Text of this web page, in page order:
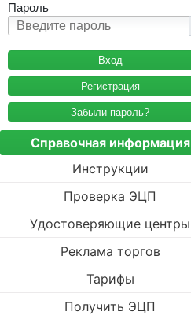
Пароль
Регистрация
Забыли пароль?
Справочная информация
Инструкции
Проверка ЭЦП
Удостоверяющие центры
Реклама торгов
Тарифы
Получить ЭЦП